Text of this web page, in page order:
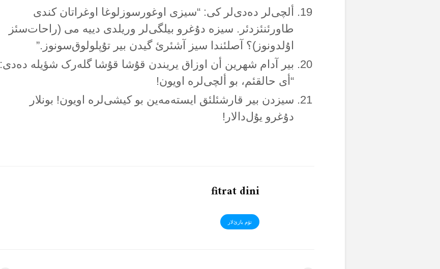
ألچی‌لر دەدی‌لر کی: “سیزی اوغورسوزلوغا اوغراتان کندی
طاورئنئزدئر. سیزە دۇغرو بیلگی‌لر وریلدی دییە می (راحات‌سئز
اۇلدونوز)؟ آصلئندا سیز آشئرئ گیدن بیر تۇپلولوق‌سونوز.”
بیر آدام شهرین أن اوزاق یریندن قۇشا قۇشا گلەرک شؤیلە دەدی:
“أی حالقئم، بو ألچی‌لرە اویون!
سیزدن بیر قارشئلئق ایستەمەین بو کیشی‌لرە اویون! بونلار
دۇغرو یۇل‌دالار!
fitrat dini
تۆم یازئ‌لار